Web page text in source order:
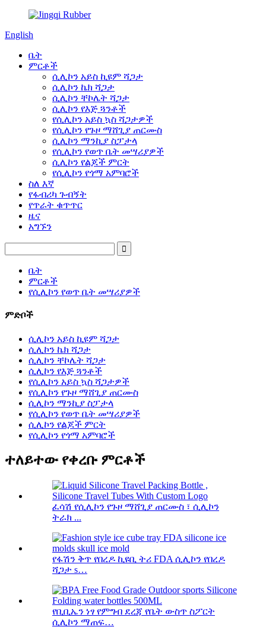
English
ቤት
ምርቶች
ሲሊኮን አይስ ኪዩም ሻጋታ
ሲሊኮን ኬክ ሻጋታ
ሲሊኮን ቸኮሌት ሻጋታ
ሲሊኮን የእጅ ጓንቶች
የሲሊኮን አይስ ኳስ ሻጋታዎች
የሲሊኮን የጉዞ ማሸጊያ ጠርሙስ
ሲሊኮን ማንኪያ ስፓታላ
የሲሊኮን የወጥ ቤት መሣሪያዎች
ሲሊኮን የልጆች ምርት
የሲሊኮን የጎማ አምባሮች
ስለ እኛ
የፋብሪካ ጉብኝት
የጥራት ቁጥጥር
ዜና
አግኙን
ቤት
ምርቶች
የሲሊኮን የወጥ ቤት መሣሪያዎች
ምድቦች
ሲሊኮን አይስ ኪዩም ሻጋታ
ሲሊኮን ኬክ ሻጋታ
ሲሊኮን ቸኮሌት ሻጋታ
ሲሊኮን የእጅ ጓንቶች
የሲሊኮን አይስ ኳስ ሻጋታዎች
የሲሊኮን የጉዞ ማሸጊያ ጠርሙስ
ሲሊኮን ማንኪያ ስፓታላ
የሲሊኮን የወጥ ቤት መሣሪያዎች
ሲሊኮን የልጆች ምርት
የሲሊኮን የጎማ አምባሮች
ተለይተው የቀረቡ ምርቶች
ፈሳሽ የሲሊኮን የጉዞ ማሸጊያ ጠርሙስ ፣ ሲሊኮን
ትራክ ...
የፋሽን ቅጥ የበረዶ ኪዩቢ ትሪ FDA ሲሊኮን የበረዶ
ሻጋታ s…
የቢቢኤን ነፃ የምግብ ደረጃ የቤት ውስጥ ስፖርት
ሲሊኮን ማጠፍ…